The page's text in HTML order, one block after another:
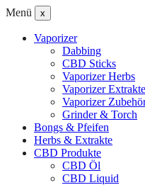
Menü x
Vaporizer
Dabbing
CBD Sticks
Vaporizer Herbs
Vaporizer Extrakte
Vaporizer
Grinder & Torch
Bongs & Pfeifen
Herbs & Extrakte
CBD Produkte
CBD Öl
CBD Liquid